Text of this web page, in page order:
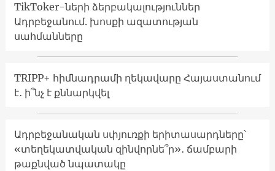
TikToker-ների ձերբակալություններ
Ադրբեջանում. խոսքի ազատության
սահմանները
TRIPP+ հիմնադրամի ղեկավարը Հայաստանում
է․ ի՞նչ է քննարկվել
Ադրբեջանական սփյուռքի երիտասարդները՝
«տեղեկատվական զինվորնե՞ր»․ ճամբարի
թաքնված նպատակը